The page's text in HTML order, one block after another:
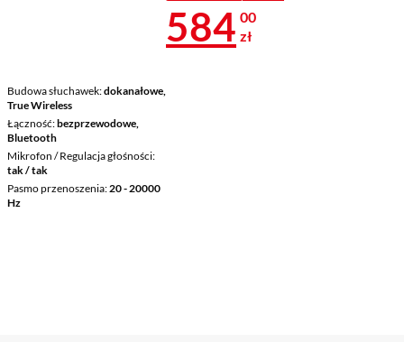
Budowa słuchawek dokanałowe,
True Wireless
Łączność bezprzewodowe,
Bluetooth
Mikrofon / Regulacja głośności
tak / tak
Pasmo przenoszenia 20 - 20000
Hz
Cena 584 zł
584 00
zł